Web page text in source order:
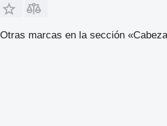
Otras marcas en la sección